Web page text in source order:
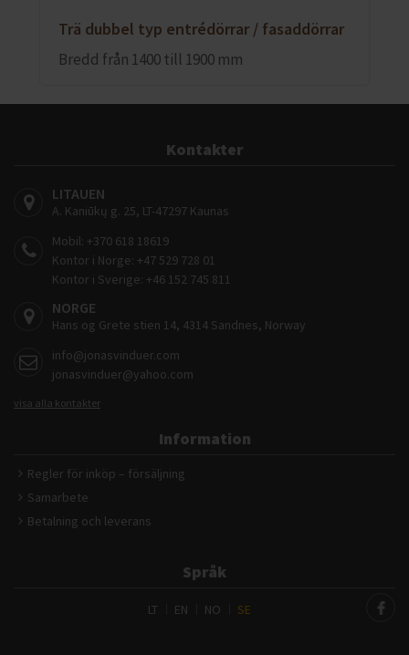
Trä dubbel typ entrédörrar / fasaddörrar
Bredd från 1400 till 1900 mm
Kontakter
LITAUEN
A. Kaniūkų g. 25, LT-47297 Kaunas
Mobil: +370 618 18619
Kontor i Norge: +47 529 728 01
Kontor i Sverige: +46 152 745 811
NORGE
Hans og Grete stien 14, 4314 Sandnes, Norway
info@jonasvinduer.com
jonasvinduer@yahoo.com
visa alla kontakter
Information
Regler för inköp – försäljning
Samarbete
Betalning och leverans
Språk
LT EN NO SE